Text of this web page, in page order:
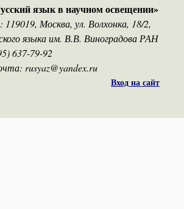
язык в научном освещении»
119019, Москва, ул. Волхонка, 18/2,
языка им. В.В. Виноградова РАН
637-79-92
rusyaz@yandex.ru
Вход на сайт